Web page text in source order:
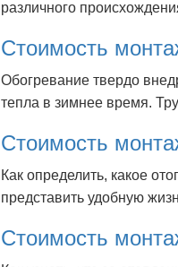
различного
Стоимость
Обогревание твердо
тепла в зимнее время.
Стоимость
Как определить, какое
представить удобную
Стоимость